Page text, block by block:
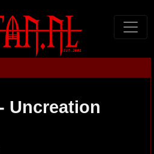
Uncreation